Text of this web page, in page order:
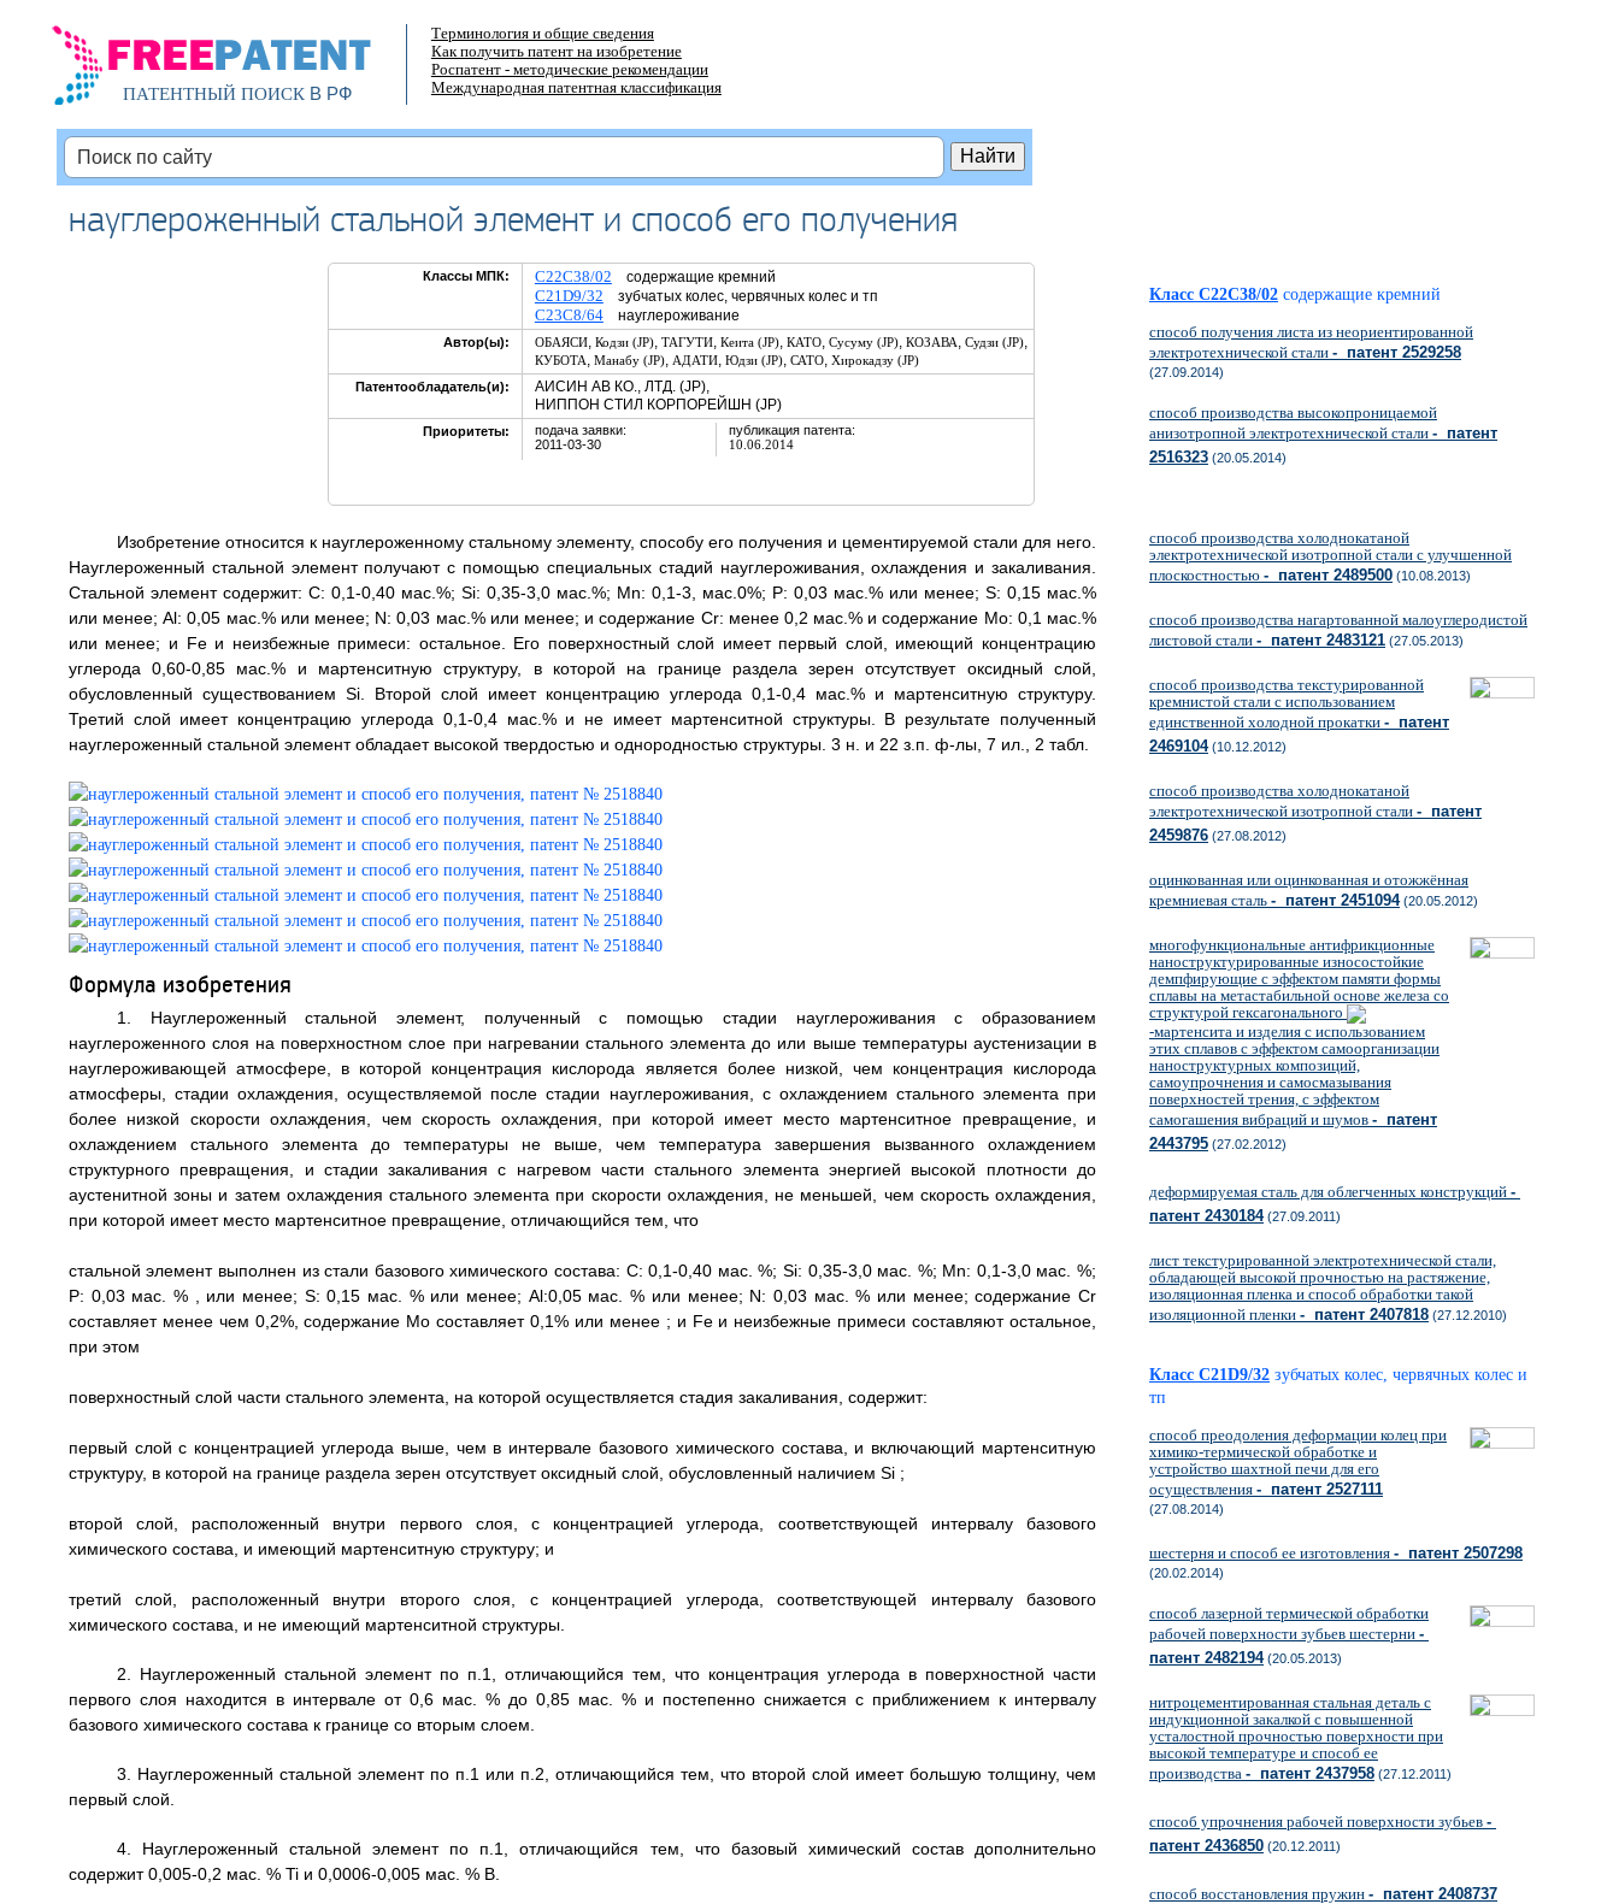
ПАТЕНТНЫЙ ПОИСКВ РФ
Терминология и общие сведения
Как получить патент на изобретение
Роспатент - методические рекомендации
Международная патентная классификация
науглероженный стальной элемент и способ его получения
Классы МПК: C22C38/02 содержащие кремний
C21D9/32 зубчатых колес, червячных колес и тп
C23C8/64науглероживание
Автор(ы): ОБАЯСИ, Кодзи (JP), ТАГУТИ, Кеита (JP), КАТО, Сусуму (JP), КОЗАВА, Судзи (JP),
КУБОТА, Манабу (JP), АДАТИ, Юдзи (JP), САТО, Хирокадзу (JP)
Патентообладатель(и):
АИСИН АВ КО., ЛТД. (JP),
НИППОН СТИЛ КОРПОРЕЙШН (JP)
Приоритеты:
подача заявки:
2011-03-30
публикация патента:
10.06.2014
Изобретение относится к науглероженному стальному элементу, способу его получения и цементируемой стали для него.
Науглероженный стальной элемент получают с помощью специальных стадий науглероживания, охлаждения и закаливания.
Стальной элемент содержит: С: 0,1-0,40 мас.%; Si: 0,35-3,0 мас.%; Mn: 0,1-3, мас.0%; Р: 0,03 мас.% или менее; S: 0,15 мас.%
или менее; Al: 0,05 мас.% или менее; N: 0,03 мас.% или менее; и содержание Cr: менее 0,2 мас.% и содержание Мо: 0,1 мас.%
или менее; и Fe и неизбежные примеси: остальное. Его поверхностный слой имеет первый слой, имеющий концентрацию
углерода 0,60-0,85 мас.% и мартенситную структуру, в которой на границе раздела зерен отсутствует оксидный слой,
обусловленный существованием Si. Второй слой имеет концентрацию углерода 0,1-0,4 мас.% и мартенситную структуру.
Третий слой имеет концентрацию углерода 0,1-0,4 мас.% и не имеет мартенситной структуры. В результате полученный
науглероженный стальной элемент обладает высокой твердостью и однородностью структуры. 3 н. и 22 з.п. ф-лы, 7 ил., 2 табл.
Формула изобретения
1. Науглероженный стальной элемент, полученный с помощью стадии науглероживания с образованием
науглероженного слоя на поверхностном слое при нагревании стального элемента до или выше температуры аустенизации в
науглероживающей атмосфере, в которой концентрация кислорода является более низкой, чем концентрация кислорода
атмосферы, стадии охлаждения, осуществляемой после стадии науглероживания, с охлаждением стального элемента при
более низкой скорости охлаждения, чем скорость охлаждения, при которой имеет место мартенситное превращение, и
охлаждением стального элемента до температуры не выше, чем температура завершения вызванного охлаждением
структурного превращения, и стадии закаливания с нагревом части стального элемента энергией высокой плотности до
аустенитной зоны и затем охлаждения стального элемента при скорости охлаждения, не меньшей, чем скорость охлаждения,
при которой имеет место мартенситное превращение, отличающийся тем, что
стальной элемент выполнен из стали базового химического состава: С: 0,1-0,40 мас. %; Si: 0,35-3,0 мас. %; Mn: 0,1-3,0 мас. %;
Р: 0,03 мас. % , или менее; S: 0,15 мас. % или менее; Al:0,05 мас. % или менее; N: 0,03 мас. % или менее; содержание Cr
составляет менее чем 0,2%, содержание Mo составляет 0,1% или менее ; и Fe и неизбежные примеси составляют остальное,
при этом
поверхностный слой части стального элемента, на которой осуществляется стадия закаливания, содержит:
первый слой с концентрацией углерода выше, чем в интервале базового химического состава, и включающий мартенситную
структуру, в которой на границе раздела зерен отсутствует оксидный слой, обусловленный наличием Si ;
второй слой, расположенный внутри первого слоя, с концентрацией углерода, соответствующей интервалу базового
химического состава, и имеющий мартенситную структуру; и
третий слой, расположенный внутри второго слоя, с концентрацией углерода, соответствующей интервалу базового
химического состава, и не имеющий мартенситной структуры.
2. Науглероженный стальной элемент по п.1, отличающийся тем, что концентрация углерода в поверхностной части
первого слоя находится в интервале от 0,6 мас. % до 0,85 мас. % и постепенно снижается с приближением к интервалу
базового химического состава к границе со вторым слоем.
3. Науглероженный стальной элемент по п.1 или п.2, отличающийся тем, что второй слой имеет большую толщину, чем
первый слой.
4. Науглероженный стальной элемент по п.1, отличающийся тем, что базовый химический состав дополнительно
содержит 0,005-0,2 мас. % Ti и 0,0006-0,005 мас. % В.
Класс C22C38/02 содержащие кремний
способ получения листа из неориентированной
электротехнической стали - патент 2529258
(27.09.2014)
способ производства высокопроницаемой
анизотропной электротехнической стали - патент
2516323 (20.05.2014)
способ производства холоднокатаной
электротехнической изотропной стали с улучшенной
плоскостностью - патент 2489500 (10.08.2013)
способ производства нагартованной малоуглеродистой
листовой стали - патент 2483121 (27.05.2013)
способ производства текстурированной
кремнистой стали с использованием
единственной холодной прокатки - патент
2469104(10.12.2012)
способ производства холоднокатаной
электротехнической изотропной стали - патент
2459876 (27.08.2012)
оцинкованная или оцинкованная и отожжённая
кремниевая сталь - патент 2451094(20.05.2012)
многофункциональные антифрикционные
наноструктурированные износостойкие
демпфирующие с эффектом памяти формы
сплавы на метастабильной основе железа со
структурой гексагонального
-мартенсита и изделия с использованием
этих сплавов с эффектом самоорганизации
наноструктурных композиций,
самоупрочнения и самосмазывания
поверхностей трения, с эффектом
самогашения вибраций и шумов - патент
2443795 (27.02.2012)
деформируемая сталь для облегченных конструкций -
патент 2430184(27.09.2011)
лист текстурированной электротехнической стали,
обладающей высокой прочностью на растяжение,
изоляционная пленка и способ обработки такой
изоляционной пленки - патент 2407818 (27.12.2010)
Класс C21D9/32 зубчатых колес, червячных колес и
тп
способ преодоления деформации колец при
химико-термической обработке и
устройство шахтной печи для его
осуществления - патент 2527111
(27.08.2014)
шестерня и способ ее изготовления - патент 2507298
(20.02.2014)
способ лазерной термической обработки
рабочей поверхности зубьев шестерни -
патент 2482194(20.05.2013)
нитроцементированная стальная деталь с
индукционной закалкой с повышенной
усталостной прочностью поверхности при
высокой температуре и способ ее
производства - патент 2437958 (27.12.2011)
способ упрочнения рабочей поверхности зубьев -
патент 2436850 (20.12.2011)
способ восстановления пружин - патент 2408737